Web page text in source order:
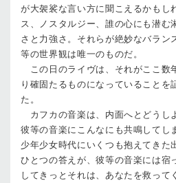
が大袈裟な言い方に聞こえるかもし
ス、ノスタルジー、誰の心にも潜む
さと力強さ。それらが絶妙なバラン
等の世界観は唯一のものだ。
この日のライヴは、それがここ数
り確固たるものになっていることを
た。
カフカの音楽は、内面へとどうし
彼等の音楽にこんなにも共鳴してし
少年少女時代にいくつも抱えてきた
ひとつの答えが、彼等の音楽には宿
してきっとそれは、あなたを救って